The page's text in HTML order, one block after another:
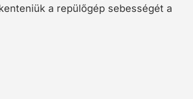
a repülőgép sebességét a